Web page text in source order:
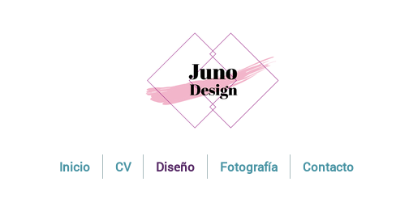
Inicio CV Diseño Fotografía Contacto